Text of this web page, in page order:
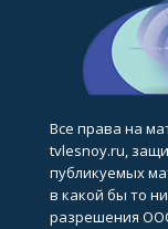
Все права на
tvlesnoy.ru,
публикуемых
в какой бы то
разрешения